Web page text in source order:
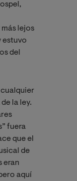
lejos
estuvo
del
cualquier
la ley.
fuera
que el
de
eran
aquí